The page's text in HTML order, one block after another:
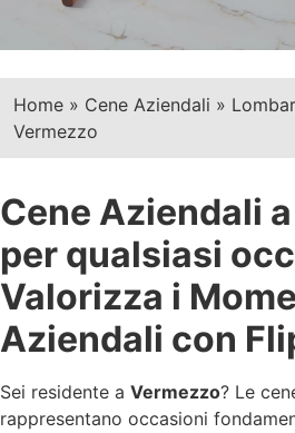
Home » Cene Aziendali »
Vermezzo
Cene Aziendali
per qualsiasi
Valorizza i
Aziendali con
Sei residente a Vermezzo? Le
rappresentano occasioni